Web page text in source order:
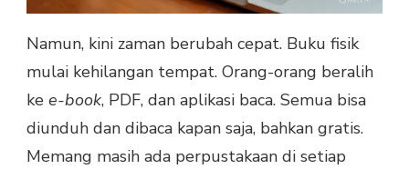
Namun, kini zaman berubah cepat. Buku fisik
mulai kehilangan tempat. Orang-orang beralih
ke e-book, PDF, dan aplikasi baca. Semua bisa
diunduh dan dibaca kapan saja, bahkan gratis.
Memang masih ada perpustakaan di setiap